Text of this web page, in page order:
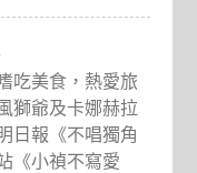
吃美食，熱愛旅
獅爺及卡娜赫拉
日報《不唱獨角
《小禎不寫愛